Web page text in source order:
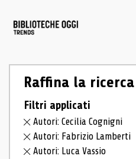
Raffina la ricerca
Filtri applicati
Autori: Cecilia Cognigni
Autori: Fabrizio Lamberti
Autori: Luca Vassio